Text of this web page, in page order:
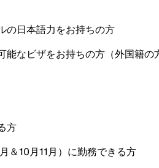
の日本語力をお持ちの方
能なビザをお持ちの方（外国籍の
方
＆10月11月）に勤務できる方